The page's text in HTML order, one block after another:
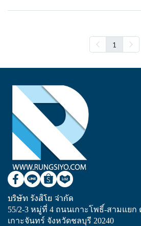
1
บริษัท รังสิโย จำกัด
55/2-3 หมู่ที่ 4 ถนนเกาะโพธิ์-สามแย
เกาะจันทร์ จังหวัดชลบุรี 20240